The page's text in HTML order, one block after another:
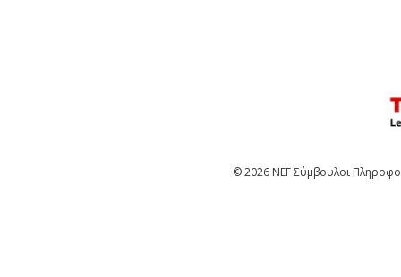
© 2026 NEF Σύμβουλοι